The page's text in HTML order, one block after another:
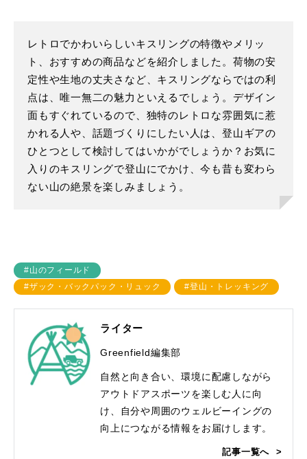
レトロでかわいらしいキスリングの特徴やメリッ
ト、おすすめの商品などを紹介しました。荷物の安
定性や生地の丈夫さなど、キスリングならではの利
点は、唯一無二の魅力といえるでしょう。デザイン
面もすぐれているので、独特のレトロな雰囲気に惹
かれる人や、話題づくりにしたい人は、登山ギアの
ひとつとして検討してはいかがでしょうか？お気に
入りのキスリングで登山にでかけ、今も昔も変わら
ない山の絶景を楽しみましょう。
#山のフィールド
#ザック・バックパック・リュック
#登山・トレッキング
ライター
Greenfield編集部
自然と向き合い、環境に配慮しながら
アウトドアスポーツを楽しむ人に向
け、自分や周囲のウェルビーイングの
向上につながる情報をお届けします。
記事一覧へ